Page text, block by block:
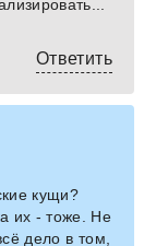
Ответить
кущи?
их - тоже. Не
дело в том,